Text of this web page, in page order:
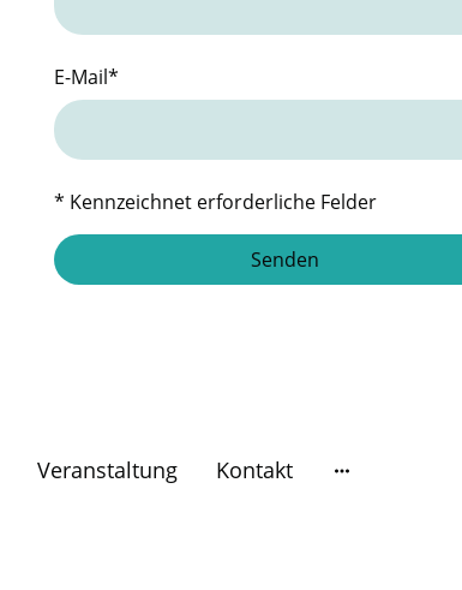
E-Mail*
* Kennzeichnet erforderliche Felder
Senden
Veranstaltung Kontakt